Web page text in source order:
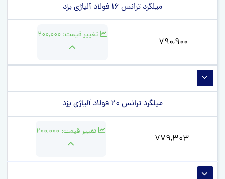
میلگرد ترانس 16 فولاد آلیاژی یزد
790,900
تغییر قیمت: 200,000
میلگرد ترانس 20 فولاد آلیاژی یزد
779,303
تغییر قیمت: 200,000